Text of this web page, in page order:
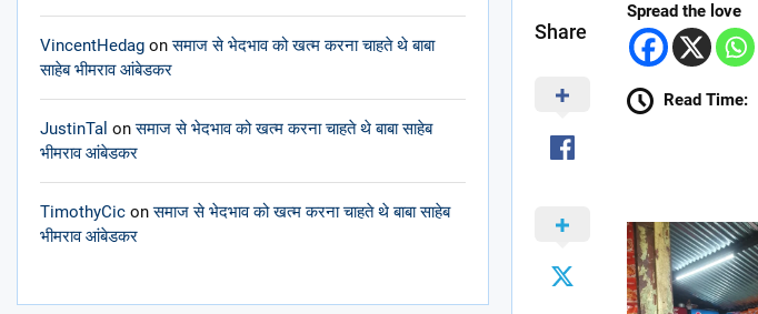
Share
Spread the love
Read Time:
VincentHedag onसमाज से भेदभाव को खत्म करना चाहते थे बाबा
साहेब भीमराव आंबेडकर
JustinTal onसमाज से भेदभाव को खत्म करना चाहते थे बाबा साहेब
भीमराव आंबेडकर
TimothyCic onसमाज से भेदभाव को खत्म करना चाहते थे बाबा साहेब
भीमराव आंबेडकर